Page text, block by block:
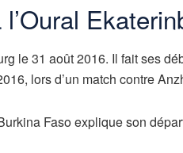
le 31 août 2016. Il fait ses
lors d’un match contre
Faso explique son